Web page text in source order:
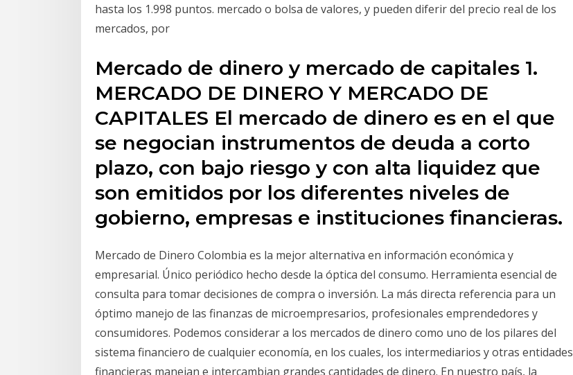
hasta los 1.998 puntos. mercado o bolsa de valores, y pueden diferir del precio real de los
mercados, por
Mercado de dinero y mercado de capitales 1.
MERCADO DE DINERO Y MERCADO DE
CAPITALES El mercado de dinero es en el que
se negocian instrumentos de deuda a corto
plazo, con bajo riesgo y con alta liquidez que
son emitidos por los diferentes niveles de
gobierno, empresas e instituciones financieras.
Mercado de Dinero Colombia es la mejor alternativa en información económica y
empresarial. Único periódico hecho desde la óptica del consumo. Herramienta esencial de
consulta para tomar decisiones de compra o inversión. La más directa referencia para un
óptimo manejo de las finanzas de microempresarios, profesionales emprendedores y
consumidores. Podemos considerar a los mercados de dinero como uno de los pilares del
sistema financiero de cualquier economía, en los cuales, los intermediarios y otras entidades
financieras manejan e intercambian grandes cantidades de dinero. En nuestro país, la